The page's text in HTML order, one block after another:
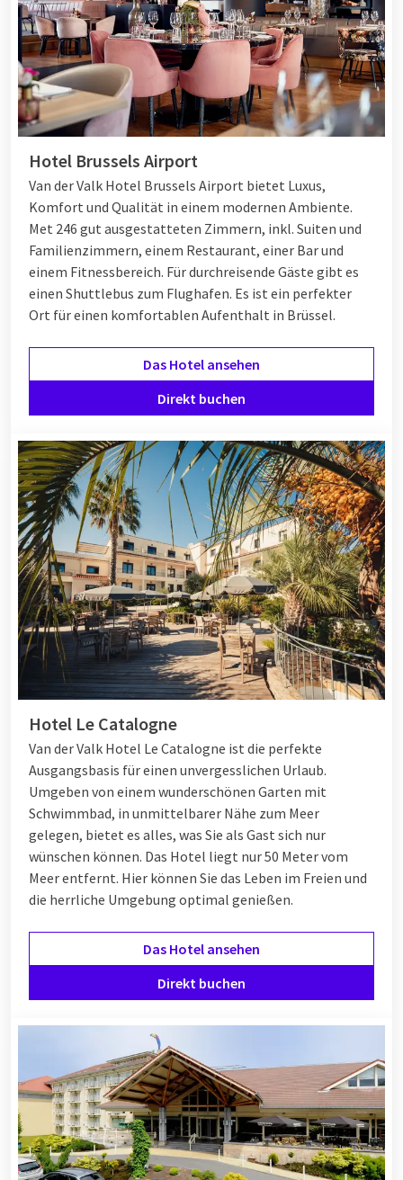
Hotel Brussels Airport
Van der Valk Hotel Brussels Airport bietet Luxus,
Komfort und Qualität in einem modernen Ambiente.
Met 246 gut ausgestatteten Zimmern, inkl. Suiten und
Familienzimmern, einem Restaurant, einer Bar und
einem Fitnessbereich. Für durchreisende Gäste gibt es
einen Shuttlebus zum Flughafen. Es ist ein perfekter
Ort für einen komfortablen Aufenthalt in Brüssel.
Das Hotel ansehen
Direkt buchen
Hotel Le Catalogne
Van der Valk Hotel Le Catalogne ist die perfekte
Ausgangsbasis für einen unvergesslichen Urlaub.
Umgeben von einem wunderschönen Garten mit
Schwimmbad, in unmittelbarer Nähe zum Meer
gelegen, bietet es alles, was Sie als Gast sich nur
wünschen können. Das Hotel liegt nur 50 Meter vom
Meer entfernt. Hier können Sie das Leben im Freien und
die herrliche Umgebung optimal genießen.
Das Hotel ansehen
Direkt buchen